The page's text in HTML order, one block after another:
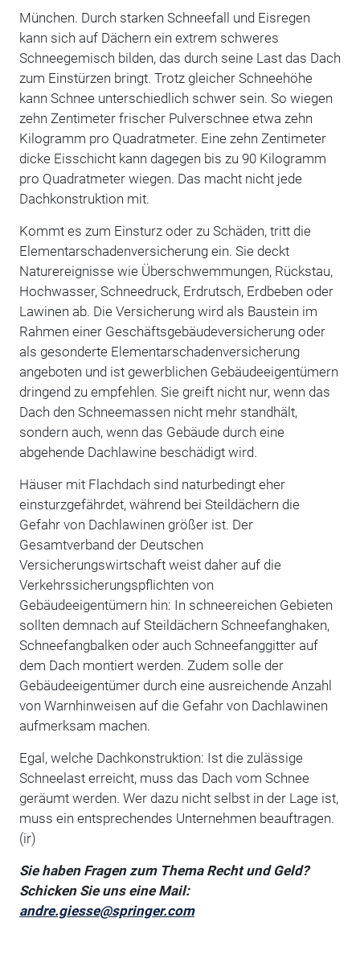
München. Durch starken Schneefall und Eisregen
kann sich auf Dächern ein extrem schweres
Schneegemisch bilden, das durch seine Last das Dach
zum Einstürzen bringt. Trotz gleicher Schneehöhe
kann Schnee unterschiedlich schwer sein. So wiegen
zehn Zentimeter frischer Pulverschnee etwa zehn
Kilogramm pro Quadratmeter. Eine zehn Zentimeter
dicke Eisschicht kann dagegen bis zu 90 Kilogramm
pro Quadratmeter wiegen. Das macht nicht jede
Dachkonstruktion mit.
Kommt es zum Einsturz oder zu Schäden, tritt die
Elementarschadenversicherung ein. Sie deckt
Naturereignisse wie Überschwemmungen, Rückstau,
Hochwasser, Schneedruck, Erdrutsch, Erdbeben oder
Lawinen ab. Die Versicherung wird als Baustein im
Rahmen einer Geschäftsgebäudeversicherung oder
als gesonderte Elementarschadenversicherung
angeboten und ist gewerblichen Gebäudeeigentümern
dringend zu empfehlen. Sie greift nicht nur, wenn das
Dach den Schneemassen nicht mehr standhält,
sondern auch, wenn das Gebäude durch eine
abgehende Dachlawine beschädigt wird.
Häuser mit Flachdach sind naturbedingt eher
einsturzgefährdet, während bei Steildächern die
Gefahr von Dachlawinen größer ist. Der
Gesamtverband der Deutschen
Versicherungswirtschaft weist daher auf die
Verkehrssicherungspflichten von
Gebäudeeigentümern hin: In schneereichen Gebieten
sollten demnach auf Steildächern Schneefanghaken,
Schneefangbalken oder auch Schneefanggitter auf
dem Dach montiert werden. Zudem solle der
Gebäudeeigentümer durch eine ausreichende Anzahl
von Warnhinweisen auf die Gefahr von Dachlawinen
aufmerksam machen.
Egal, welche Dachkonstruktion: Ist die zulässige
Schneelast erreicht, muss das Dach vom Schnee
geräumt werden. Wer dazu nicht selbst in der Lage ist,
muss ein entsprechendes Unternehmen beauftragen.
(ir)
Sie haben Fragen zum Thema Recht und Geld?
Schicken Sie uns eine Mail:
andre.giesse@springer.com